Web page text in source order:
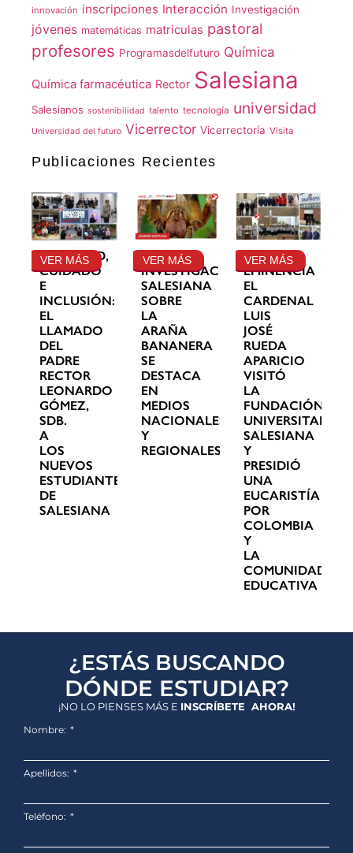
innovación inscripciones Interacción Investigación
jóvenes matemáticas matriculas pastoral
profesores Programasdelfuturo Química
Química farmacéutica Rector Salesiana
Salesianos sostenibilidad talento tecnología universidad
Universidad del futuro Vicerrector Vicerrectoría Visita
Publicaciones Recientes
GRATITUD,
CUIDADO
E
INCLUSIÓN:
EL
LLAMADO
DEL
PADRE
RECTOR
LEONARDO
GÓMEZ,
SDB.
A
LOS
NUEVOS
ESTUDIANTES
DE
SALESIANA
VER MÁS
LA
INVESTIGACIÓN
SALESIANA
SOBRE
LA
ARAÑA
BANANERA
SE
DESTACA
EN
MEDIOS
NACIONALES
Y
REGIONALES
VER MÁS
SU
EMINENCIA
EL
CARDENAL
LUIS
JOSÉ
RUEDA
APARICIO
VISITÓ
LA
FUNDACIÓN
UNIVERSITARIA
SALESIANA
Y
PRESIDIÓ
UNA
EUCARISTÍA
POR
COLOMBIA
Y
LA
COMUNIDAD
EDUCATIVA
VER MÁS
¿ESTÁS BUSCANDO
DÓNDE ESTUDIAR?
¡NO LO PIENSES MÁS E INSCRÍBETE AHORA!
Nombre:
Apellidos:
Teléfono: